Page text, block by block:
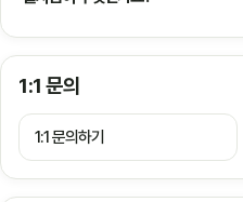
1:1 문의
1:1 문의하기